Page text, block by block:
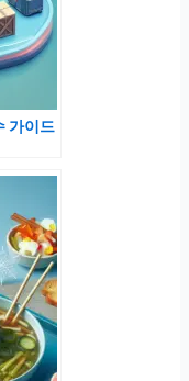
가이드